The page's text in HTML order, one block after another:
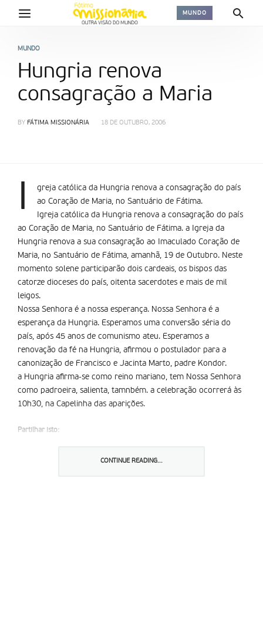
MUNDO
MUNDO
Hungria renova
consagração a Maria
BY FÁTIMA MISSIONÁRIA 18 DE OUTUBRO, 2006
I
greja católica da Hungria renova a consagração do país
ao Coração de Maria, no Santuário de Fátima.
Igreja católica da Hungria renova a consagração do país
ao Coração de Maria, no Santuário de Fátima. a Igreja da
Hungria renova a sua consagração ao Imaculado Coração de
Maria, no Santuário de Fátima, amanhã, 19 de Outubro. Neste
momento solene participarão dois cardeais, os bispos das
catorze dioceses do país, oitenta sacerdotes e mais de mil
leigos.
Nossa Senhora é a nossa esperança. Nossa Senhora é a
esperança da Hungria. Esperamos uma conversão séria do
país, após 45 anos de comunismo ateu. Esperamos a
renovação da fé na Hungria, afirmou o postulador para a
canonização de Francisco e Jacinta Marto, padre Kondor.
a Hungria afirma-se como reino mariano, tem Nossa Senhora
como padroeira, salienta, tamnbém. a celebração ocorrerá às
10h30, na Capelinha das aparições.
Partilhar isto:
CONTINUE READING...